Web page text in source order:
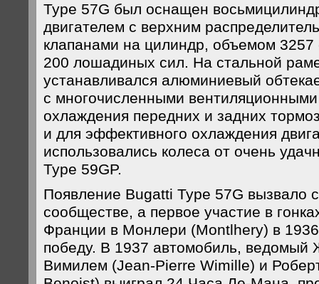
Type 57G был оснащен
двигателем с верхним
клапанами на цилиндр, объемом
200 лошадиных сил. На стальной
устанавливался алюминиевый
с многочисленными
охлаждения передних и задних
и для эффективного охлаждения
использовались колеса от очень
Type 59GP.
Появление Bugatti Type 57G вызвало
сообществе, а первое участие в
Франции в Монлери (Montlhery) в
победу. В 1937 автомобиль,
Вимилем (Jean-Pierre Wimille) и